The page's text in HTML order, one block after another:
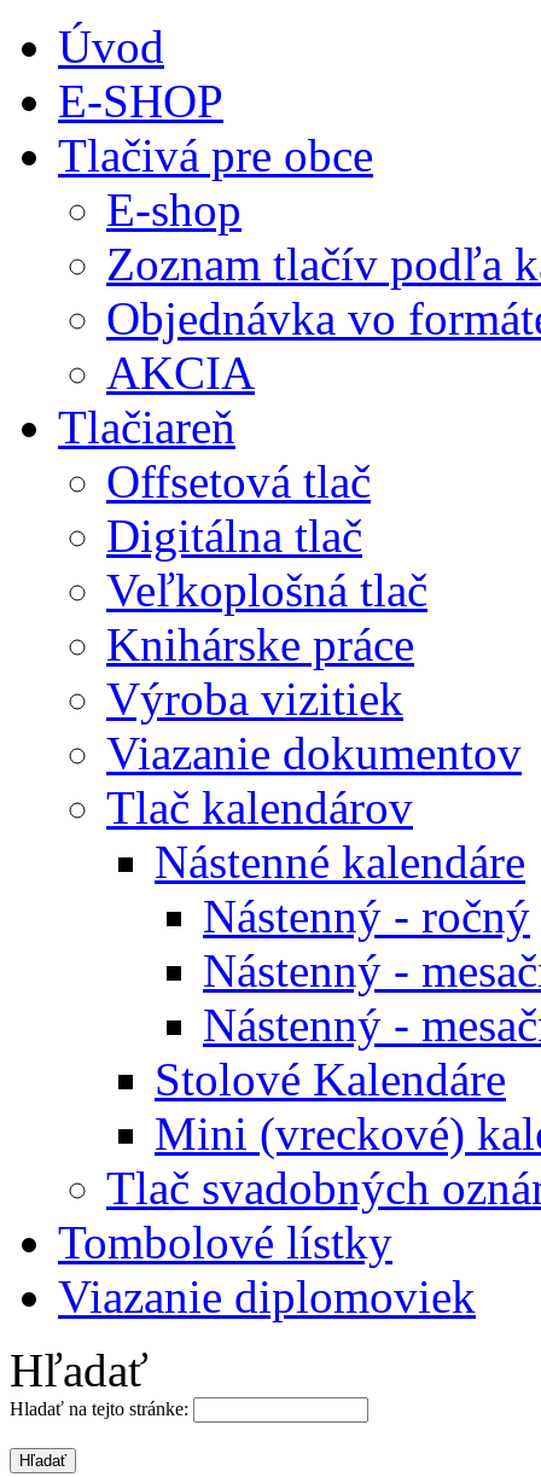
Úvod
E-SHOP
Tlačivá pre obce
E-shop
Zoznam tlačív podľa
Objednávka vo
AKCIA
Tlačiareň
Offsetová tlač
Digitálna tlač
Veľkoplošná tlač
Knihárske práce
Výroba vizitiek
Viazanie dokumentov
Tlač kalendárov
Nástenné kalendáre
Nástenný - ročný
Nástenný -
Nástenný -
Stolové Kalendáre
Mini (vreckové)
Tlač svadobných
Tombolové lístky
Viazanie diplomoviek
Hľadať
Hladať na tejto stránke: